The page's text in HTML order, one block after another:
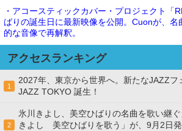
・アコースティックカバー・プロジェクト「
ばりの誕生日に最新映像を公開。Cuonが、名
的な音像で再解釈。
アクセスランキング
1
2027年、東京から世界へ。新たなJAZZフ
JAZZ TOKYO 誕生！
2
氷川きよし、美空ひばりの名曲を歌い継
きよし 美空ひばりを歌う」が、9月2日